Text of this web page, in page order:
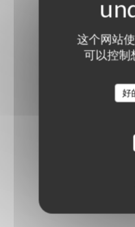
这个网站
可以控制
好